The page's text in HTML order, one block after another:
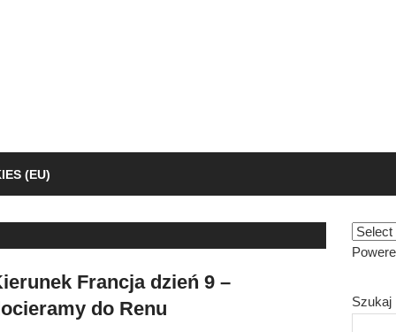
(EU)
Francja dzień 9 –
do Renu
Szukaj